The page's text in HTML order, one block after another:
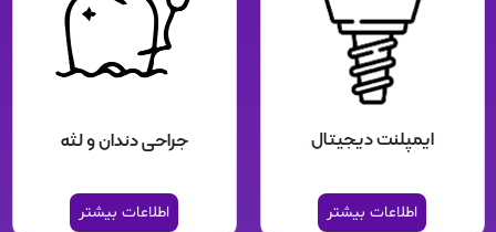
ایمپلنت دیجیتال
اطلاعات بیشتر
جراحی دندان و لثه
اطلاعات بیشتر